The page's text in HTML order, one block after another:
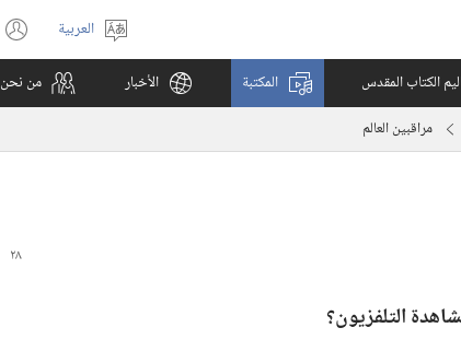
اختر
اللغة
العربية
الكتاب المقدس المكتبة الأخبار من نحن
مراقبين العالم
التلفزيون؟‏